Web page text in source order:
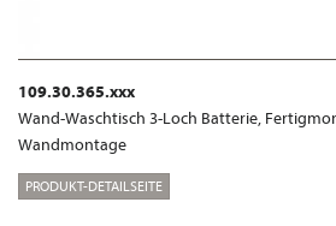
109.30.365.xxx
Wand-Waschtisch 3-Loch Batterie,
Wandmontage
PRODUKT-DETAILSEITE